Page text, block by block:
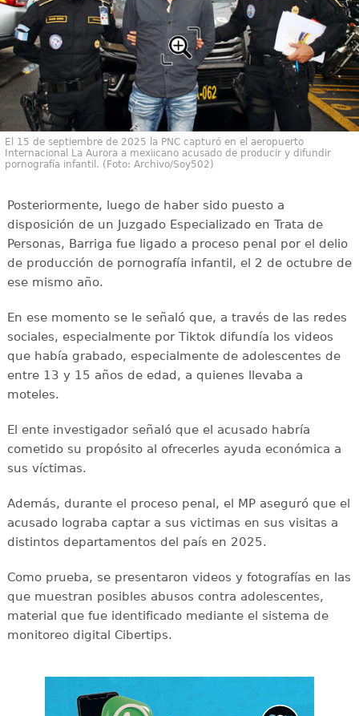
El 15 de septiembre de 2025 la PNC capturó en el aeropuerto
Internacional La Aurora a mexiicano acusado de producir y difundir
pornografía infantil. (Foto: Archivo/Soy502)
Posteriormente, luego de haber sido puesto a
disposición de un Juzgado Especializado en Trata de
Personas, Barriga fue ligado a proceso penal por el delio
de producción de pornografía infantil, el 2 de octubre de
ese mismo año.
En ese momento se le señaló que, a través de las redes
sociales, especialmente por Tiktok difundía los videos
que había grabado, especialmente de adolescentes de
entre 13 y 15 años de edad, a quienes llevaba a
moteles.
El ente investigador señaló que el acusado habría
cometido su propósito al ofrecerles ayuda económica a
sus víctimas.
Además, durante el proceso penal, el MP aseguró que el
acusado lograba captar a sus victimas en sus visitas a
distintos departamentos del país en 2025.
Como prueba, se presentaron videos y fotografías en las
que muestran posibles abusos contra adolescentes,
material que fue identificado mediante el sistema de
monitoreo digital Cibertips.